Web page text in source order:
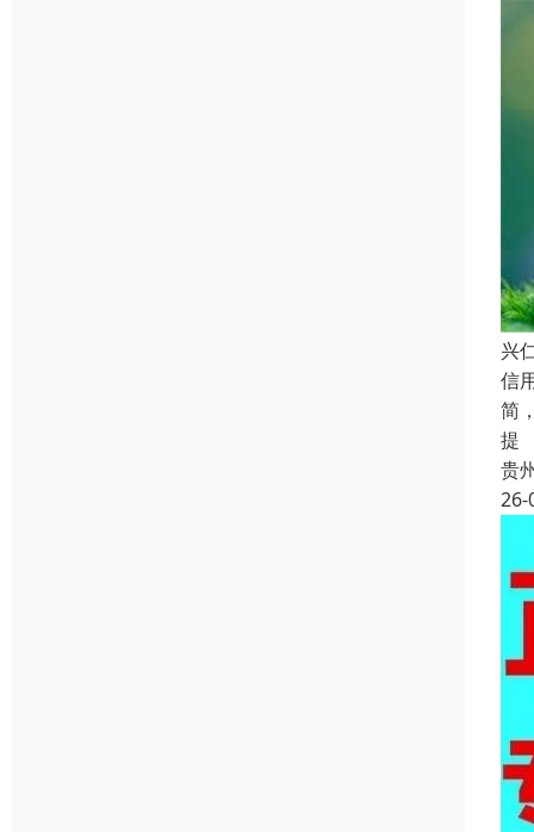
兴
信
简
提
贵
26-